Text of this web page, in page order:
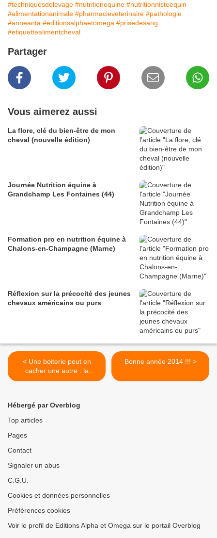
#techniquesdelevage #nutritionequine #nutritionnisteequin
#alimentationanimale #pharmacieveterinaire #pathologie
#anneanta #editionsalphaetomega #prisedesang
#etiquettealimentcheval
Partager
Vous aimerez aussi
La flore, clé du bien-être de mon
cheval (nouvelle édition)
Journée Nutrition équine à
Grandchamp Les Fontaines (44)
Formation pro en nutrition équine à
Chalons-en-Champagne (Marne)
Réflexion sur la précocité des jeunes
chevaux américains ou purs
< Une boiterie peut en
cacher une autre : la
boiterie de compensation
Bonne année 2014 !!! >
Hébergé par Overblog
Top articles
Pages
Contact
Signaler un abus
C.G.U.
Cookies et données personnelles
Préférences cookies
Voir le profil de Editions Alpha et Omega sur le portail Overblog